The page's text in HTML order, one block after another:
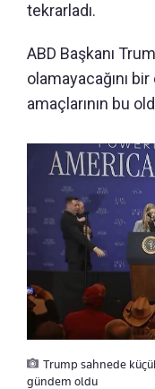
tekrarladı.
ABD Başkanı
olamayacağını
amaçlarının bu
Trump sahnede
gündem oldu